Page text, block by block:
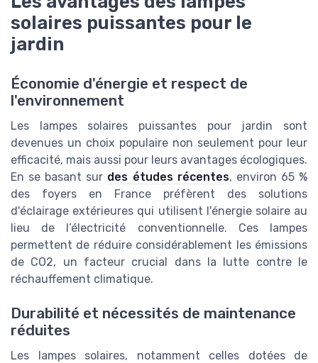
solaires puissantes pour le
jardin
Économie d'énergie et respect de
l'environnement
Les lampes solaires puissantes pour jardin sont
devenues un choix populaire non seulement pour leur
efficacité, mais aussi pour leurs avantages écologiques.
En se basant sur des études récentes, environ 65 %
des foyers en France préfèrent des solutions
d'éclairage extérieures qui utilisent l'énergie solaire au
lieu de l’électricité conventionnelle. Ces lampes
permettent de réduire considérablement les émissions
de CO2, un facteur crucial dans la lutte contre le
réchauffement climatique.
Durabilité et nécessités de maintenance
réduites
Les lampes solaires, notamment celles dotées de